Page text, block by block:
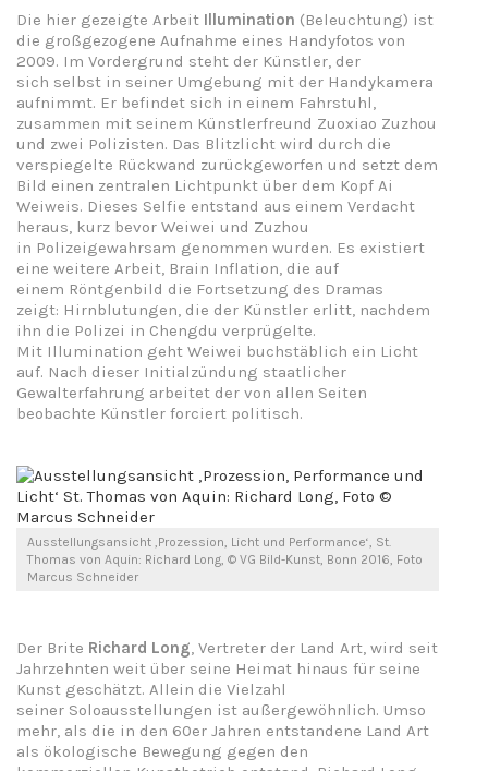
Die hier gezeigte Arbeit Illumination (Beleuchtung) ist
die großgezogene Aufnahme eines Handyfotos von
2009. Im Vordergrund steht der Künstler, der
sich selbst in seiner Umgebung mit der Handykamera
aufnimmt. Er befindet sich in einem Fahrstuhl,
zusammen mit seinem Künstlerfreund Zuoxiao Zuzhou
und zwei Polizisten. Das Blitzlicht wird durch die
verspiegelte Rückwand zurückgeworfen und setzt dem
Bild einen zentralen Lichtpunkt über dem Kopf Ai
Weiweis. Dieses Selfie entstand aus einem Verdacht
heraus, kurz bevor Weiwei und Zuzhou
in Polizeigewahrsam genommen wurden. Es existiert
eine weitere Arbeit, Brain Inflation, die auf
einem Röntgenbild die Fortsetzung des Dramas
zeigt: Hirnblutungen, die der Künstler erlitt, nachdem
ihn die Polizei in Chengdu verprügelte.
Mit Illumination geht Weiwei buchstäblich ein Licht
auf. Nach dieser Initialzündung staatlicher
Gewalterfahrung arbeitet der von allen Seiten
beobachte Künstler forciert politisch.
Ausstellungsansicht ‚Prozession, Licht und Performance‘, St.
Thomas von Aquin: Richard Long, © VG Bild-Kunst, Bonn 2016, Foto
Marcus Schneider
Der Brite Richard Long, Vertreter der Land Art, wird seit
Jahrzehnten weit über seine Heimat hinaus für seine
Kunst geschätzt. Allein die Vielzahl
seiner Soloausstellungen ist außergewöhnlich. Umso
mehr, als die in den 60er Jahren entstandene Land Art
als ökologische Bewegung gegen den